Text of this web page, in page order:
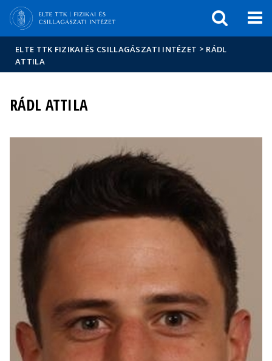
Események
sajtóban
ELTE TTK FIZIKAI ÉS CSILLAGÁSZATI INTÉZET > RÁDL
ATTILA
RÁDL ATTILA